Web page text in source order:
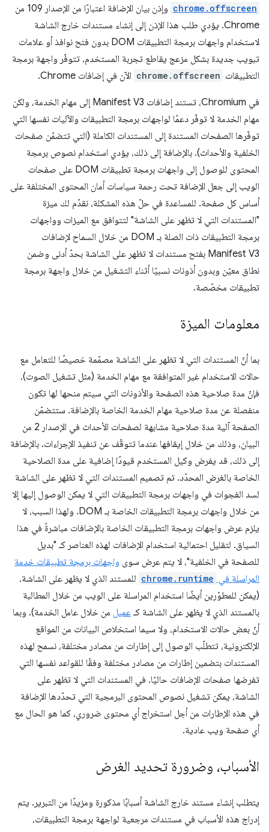
chrome.offscreen
وإذن بيان الإضافة اعتبارًا من الإصدار 109 من
Chrome. يؤدي طلب هذا الإذن إلى إنشاء مستندات خارج الشاشة
لاستخدام واجهات برمجة التطبيقات DOM بدون فتح نوافذ أو علامات
تبويب جديدة بشكل مزعج يقاطع تجربة المستخدم. تتوفّر واجهة برمجة
التطبيقات chrome.offscreen الآن في إضافات Chrome.
في Chromium، تستند إضافات Manifest V3 إلى مهام الخدمة، ولكن
مهام الخدمة لا توفّر دعمًا لواجهات برمجة التطبيقات والآليات نفسها التي
توفّرها الصفحات المستندة إلى المستندات الكاملة (التي تتضمّن صفحات
الخلفية والأحداث). بالإضافة إلى ذلك، يؤدي استخدام نصوص برمجة
المحتوى للوصول إلى واجهات برمجة تطبيقات DOM على صفحات
الويب إلى جعل الإضافة تحت رحمة سياسات أمان المحتوى المختلفة على
أساس كل صفحة. للمساعدة في حلّ هذه المشكلة، نقدّم لك ميزة
"المستندات التي لا تظهر على الشاشة" لتتوافق مع الميزات وواجهات
برمجة التطبيقات ذات الصلة بـ DOM من خلال السماح لإضافات
Manifest V3 بفتح مستندات لا تظهر على الشاشة بحدّ أدنى وضمن
نطاق معيّن وبدون أذونات نسبيًا أثناء التشغيل من خلال واجهة برمجة
تطبيقات مخصّصة.
معلومات الميزة
بما أنّ المستندات التي لا تظهر على الشاشة مصمّمة خصيصًا للتعامل مع
حالات الاستخدام غير المتوافقة مع مهام الخدمة (مثل تشغيل الصوت)،
فإنّ مدة صلاحية هذه الصفحة والأذونات التي سيتم منحها لها تكون
منفصلة عن مدة صلاحية مهام الخدمة الخاصة بالإضافة. ستتضمّن
الصفحة آلية مدة صلاحية مشابهة لصفحات الأحداث في الإصدار 2 من
البيان، وذلك من خلال إيقافها عندما تتوقّف عن تنفيذ الإجراءات. بالإضافة
إلى ذلك، قد يفرض وكيل المستخدم قيودًا إضافية على مدة الصلاحية
الخاصة بالغرض المحدّد. تم تصميم المستندات التي لا تظهر على الشاشة
لسد الفجوات في واجهات برمجة التطبيقات التي لا يمكن الوصول إليها إلا
من خلال واجهات برمجة التطبيقات الخاصة بـ DOM. ولهذا السبب، لا
يلزم عرض واجهات برمجة التطبيقات الخاصة بالإضافات مباشرةً في هذا
السياق. لتقليل احتمالية استخدام الإضافات لهذه العناصر كـ "بديل
للصفحة في الخلفية"، لا يتم عرض سوى واجهات برمجة تطبيقات خدمة
المراسلة في chrome.runtime للمستند الذي لا يظهر على الشاشة.
(يمكن للمطوّرين أيضًا استخدام المراسلة على الويب من خلال المطالبة
بالمستند الذي لا يظهر على الشاشة كـ عميل من خلال عامل الخدمة). وبما
أنّ بعض حالات الاستخدام، ولا سيما استخلاص البيانات من المواقع
الإلكترونية، تتطلّب الوصول إلى إطارات من مصادر مختلفة، نسمح لهذه
المستندات بتضمين إطارات من مصادر مختلفة وفقًا للقواعد نفسها التي
تفرضها صفحات الإضافات حاليًا. في المستندات التي لا تظهر على
الشاشة، يمكن تشغيل نصوص المحتوى البرمجية التي تحدّدها الإضافة
في هذه الإطارات من أجل استخراج أي محتوى ضروري، كما هو الحال مع
أي صفحة ويب عادية.
الأسباب، وضرورة تحديد الغرض
يتطلب إنشاء مستند خارج الشاشة أسبابًا مذكورة ومزيدًا من التبرير. يتم
إدراج هذه الأسباب في مستندات مرجعية لواجهة برمجة التطبيقات،